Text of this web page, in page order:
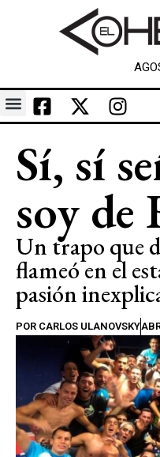
Sí, sí
soy de
Un trapo que
flameó en el
pasión
POR CARLOS ULANOVSKY